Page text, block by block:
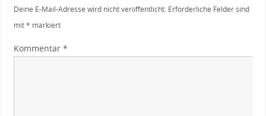
Deine E-Mail-Adresse wird nicht veröffentlicht. Erforderliche Felder sind
mit* markiert
Kommentar *